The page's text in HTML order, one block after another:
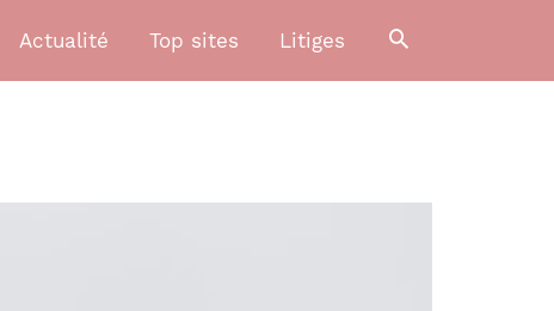
Actualité Top sites Litiges